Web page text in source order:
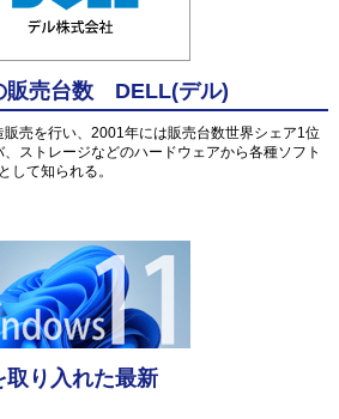
販売台数 DELL(デル)
売を行い、2001年には販売台数世界シェア1位
ストレージなどのハードウェアから各種ソフト
して知られる。
り入れた最新